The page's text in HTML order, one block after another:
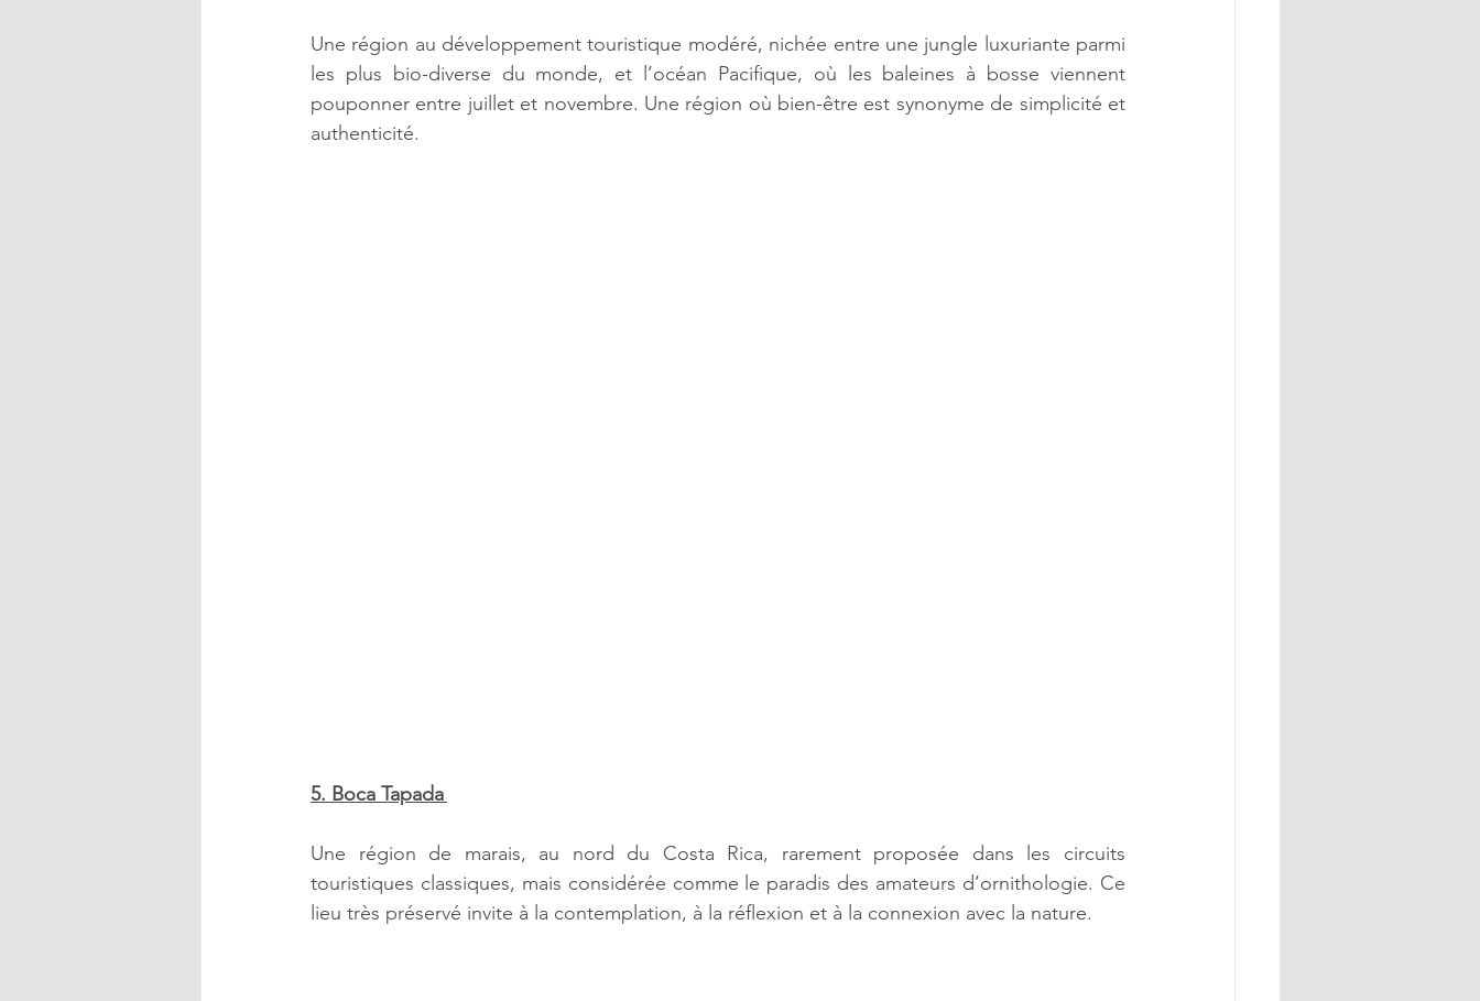
Une région au développement touristique modéré, nichée entre une jungle luxuriante parmi
les plus bio-diverse du monde, et l’océan Pacifique, où les baleines à bosse viennent
pouponner entre juillet et novembre. Une région où bien-être est synonyme de simplicité et
authenticité.
5. Boca Tapada
Une région de marais, au nord du Costa Rica, rarement proposée dans les circuits
touristiques classiques, mais considérée comme le paradis des amateurs d’ornithologie. Ce
lieu très préservé invite à la contemplation, à la réflexion et à la connexion avec la nature.